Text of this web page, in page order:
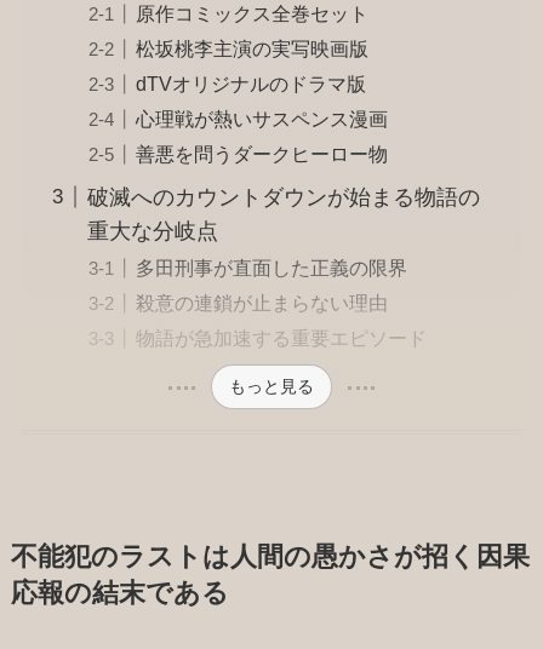
原作コミックス全巻セット
松坂桃李主演の実写映画版
dTVオリジナルのドラマ版
心理戦が熱いサスペンス漫画
善悪を問うダークヒーロー物
破滅へのカウントダウンが始まる物語の
重大な分岐点
多田刑事が直面した正義の限界
殺意の連鎖が止まらない理由
物語が急加速する重要エピソード
もっと見る
不能犯のラストは人間の愚かさが招く因果
応報の結末である